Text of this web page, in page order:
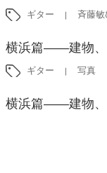
ギター 斉藤敏
横浜篇――建物
ギター 写真
横浜篇――建物